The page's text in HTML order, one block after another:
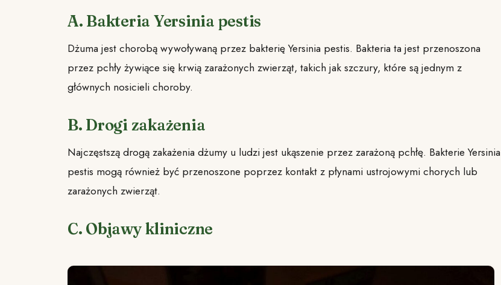
A. Bakteria Yersinia pestis
Dżuma jest chorobą wywoływaną przez bakterię Yersinia pestis. Bakteria ta jest przenoszona
przez pchły żywiące się krwią zarażonych zwierząt, takich jak szczury, które są jednym z
głównych nosicieli choroby.
B. Drogi zakażenia
Najczęstszą drogą zakażenia dżumy u ludzi jest ukąszenie przez zarażoną pchłę. Bakterie Yersinia
pestis mogą również być przenoszone poprzez kontakt z płynami ustrojowymi chorych lub
zarażonych zwierząt.
C. Objawy kliniczne